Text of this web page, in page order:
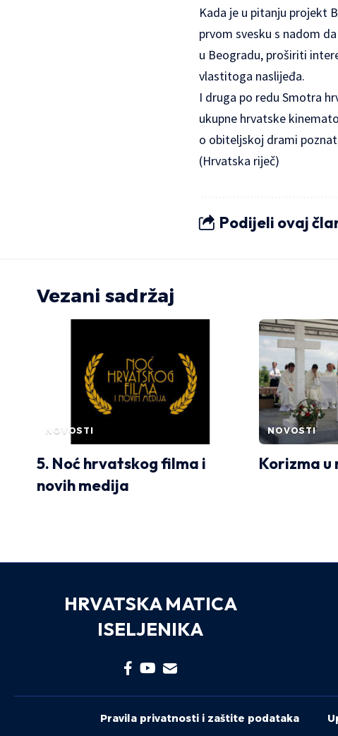
Kada je u pitanju projekt
prvom svesku s nadom
u Beogradu, proširiti
vlastitoga naslijeđa.
I druga po redu Smotra
ukupne hrvatske
o obiteljskoj drami
(Hrvatska riječ)
Podijeli ovaj
Vezani sadržaj
NOVOSTI
5. Noć hrvatskog filma i
novih medija
NOVOSTI
Korizma
HRVATSKA MATICA
ISELJENIKA
Pravila privatnosti i zaštite podataka